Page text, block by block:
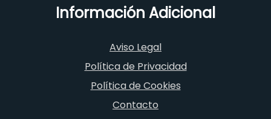
Información Adicional
Aviso Legal
Política de Privacidad
Política de Cookies
Contacto